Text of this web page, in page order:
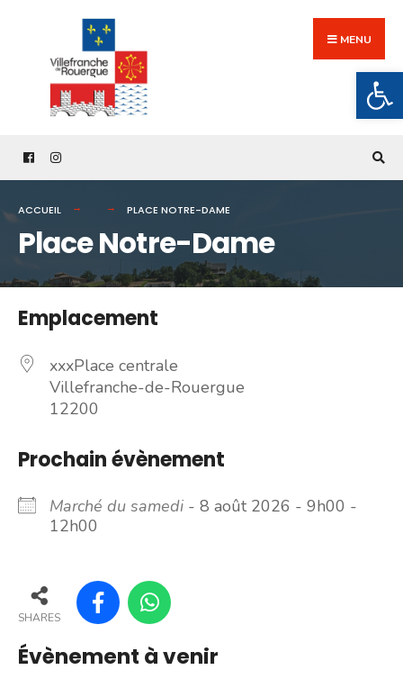
content
MENU
ACCUEIL PLACE NOTRE-DAME
Place Notre-Dame
Emplacement
xxxPlace centrale
Villefranche-de-Rouergue
12200
Prochain évènement
Marché du samedi - 8 août 2026 - 9h00 -
12h00
SHARES
Évènement à venir